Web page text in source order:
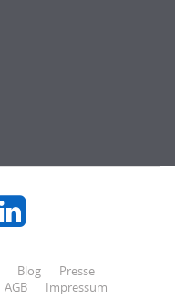
Blog
Presse
AGB Impressum